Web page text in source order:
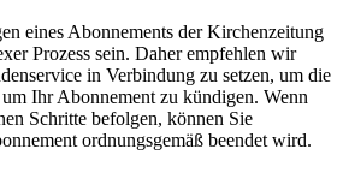
eines Abonnements der Kirchenzeitung
Prozess sein. Daher empfehlen wir
in Verbindung zu setzen, um die
Ihr Abonnement zu kündigen. Wenn
Schritte befolgen, können Sie
ordnungsgemäß beendet wird.